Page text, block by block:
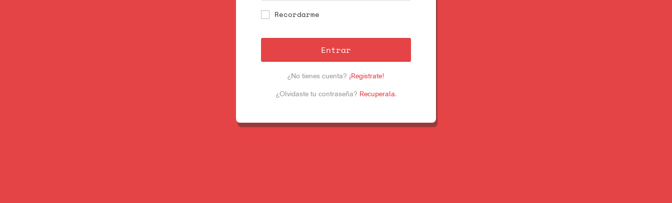
Recordarme
Entrar
¿No tienes cuenta? ¡Registrate!
¿Olvidaste tu contraseña? Recuperala.